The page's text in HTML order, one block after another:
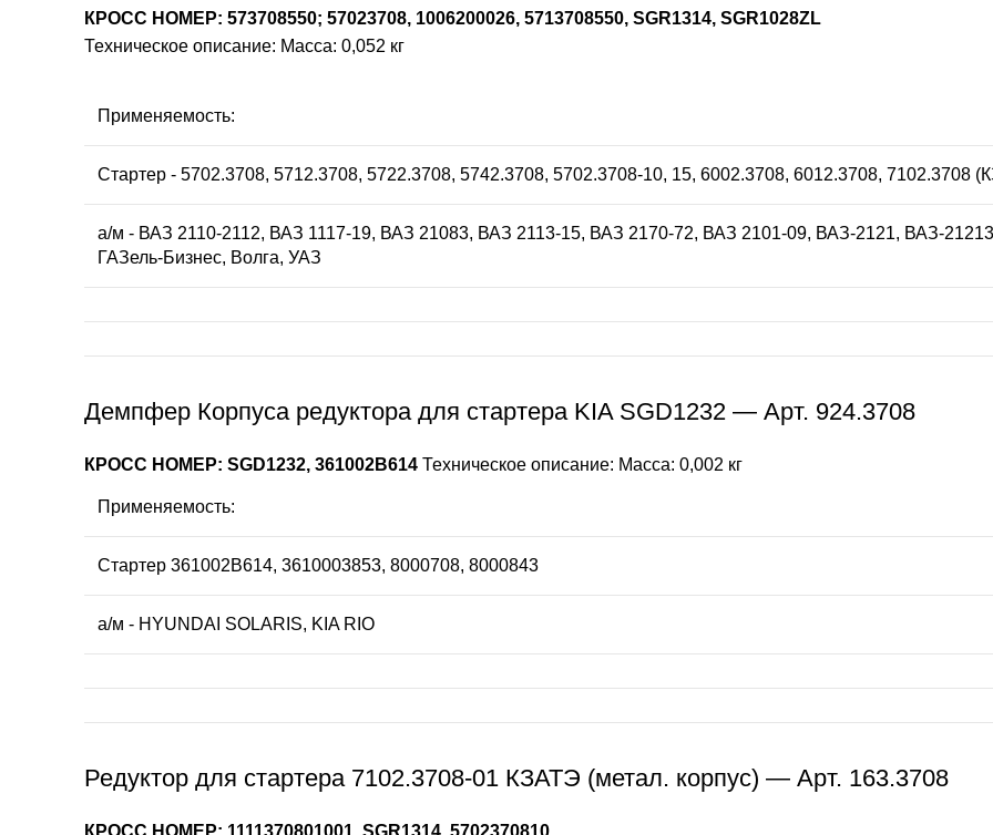
КРОСС НОМЕР: 573708550; 57023708, 1006200026, 5713708550, SGR1314, SGR1028ZL
Техническое описание: Масса: 0,052 кг
Применяемость:
Стартер - 5702.3708, 5712.3708, 5722.3708, 5742.3708, 5702.3708-10, 15, 6002.3708, 6012.3708, 7102.3708
а/м - ВАЗ 2110-2112, ВАЗ 1117-19, ВАЗ 21083, ВАЗ 2113-15, ВАЗ 2170-72, ВАЗ 2101-09, ВАЗ-2121, ВАЗ-
ГАЗель-Бизнес, Волга, УАЗ
Демпфер Корпуса редуктора для стартера KIA SGD1232 — Арт. 924.3708
КРОСС НОМЕР: SGD1232, 361002B614 Техническое описание: Масса: 0,002 кг
Применяемость:
Стартер 361002В614, 3610003853, 8000708, 8000843
а/м - HYUNDAI SOLARIS, KIA RIO
Редуктор для стартера 7102.3708-01 КЗАТЭ (метал. корпус) — Арт. 163.3708
КРОСС НОМЕР: 1111370801001, SGR1314, 5702370810